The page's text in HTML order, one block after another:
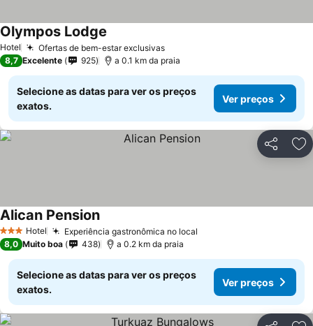
Hotel Ofertas de bem-estar exclusivas
Olympos Lodge
8,7 Excelente 925 a 0.1 km da praia
Selecione as datas para ver os preços
exatos.
Ver preços
Partilhar
3 EstrelasHotel Experiência gastronômica no local
Alican Pension
8,0 Muito boa 438 a 0.2 km da praia
Selecione as datas para ver os preços
exatos.
Ver preços